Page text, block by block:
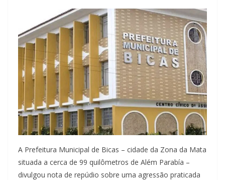
A Prefeitura Municipal de Bicas – cidade da Zona da Mata
situada a cerca de 99 quilômetros de Além Parabía –
divulgou nota de repúdio sobre uma agressão praticada